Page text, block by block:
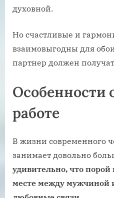
духовной.
Но счастливые и
взаимовыгодны для
партнер должен
Особенности
работе
В жизни современного
занимает довольно
удивительно, что
месте между